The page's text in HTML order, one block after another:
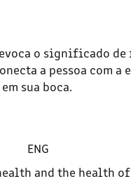
o significado de
a pessoa com
em sua boca.
ENG
and the health